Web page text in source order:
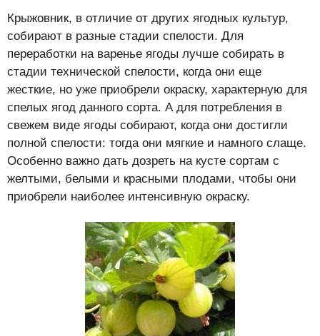
Крыжовник, в отличие от других ягодных культур,
собирают в разные стадии спелости. Для
переработки на варенье ягоды лучше собирать в
стадии технической спелости, когда они еще
жесткие, но уже приобрели окраску, характерную для
спелых ягод данного сорта. А для потребления в
свежем виде ягоды собирают, когда они достигли
полной спелости: тогда они мягкие и намного слаще.
Особенно важно дать дозреть на кусте сортам с
желтыми, белыми и красными плодами, чтобы они
приобрели наиболее интенсивную окраску.